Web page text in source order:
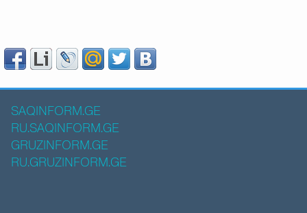
SAQINFORM.GE
RU.SAQINFORM.GE
GRUZINFORM.GE
RU.GRUZINFORM.GE